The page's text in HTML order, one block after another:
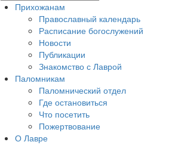
Прихожанам
Православный календарь
Расписание богослужений
Новости
Публикации
Знакомство с Лаврой
Паломникам
Паломнический отдел
Где остановиться
Что посетить
Пожертвование
О Лавре